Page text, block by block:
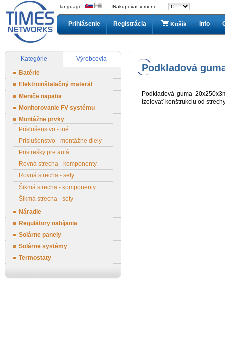
language: Nakupovať v mene:
Prihlásenie Registrácia Košík Info
Kategórie
Výrobcovia
Batérie
Elektroinštalačný materál
Meniče napätia
Monitorovanie FV systému
Montážne prvky
Príslušenstvo - iné
Príslušenstvo - montážne diely
Prístrešky pre autá
Rovná strecha - komponenty
Rovná strecha - sety
Šikmá strecha - komponenty
Šikmá strecha - sety
Náradie
Regulátory nabíjania
Solárne panely
Solárne systémy
Termostaty
Podkladová
Podkladová guma
izolovať konštrukciu od